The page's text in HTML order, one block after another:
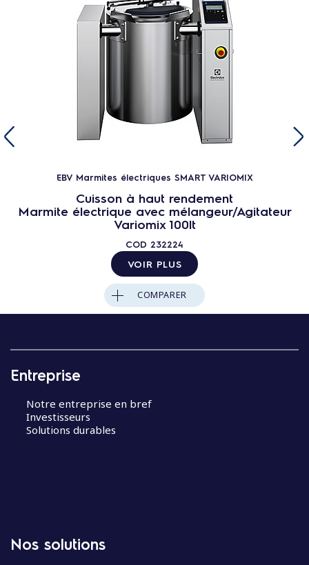
EBV Marmites électriques SMART VARIOMIX
Cuisson à haut rendement
Marmite électrique avec mélangeur/Agitateur
Variomix 100lt
COD 232224
VOIR PLUS
COMPARER
Entreprise
Notre entreprise en bref
Investisseurs
Solutions durables
Nos solutions